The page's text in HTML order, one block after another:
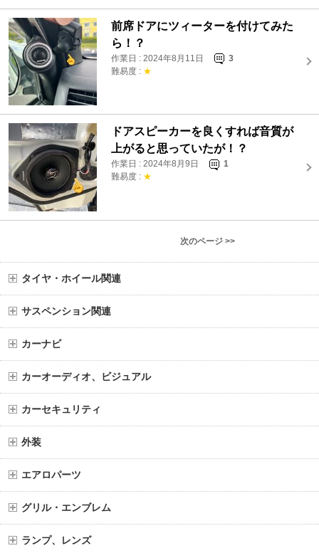
前席ドアにツィーターを付けてみた
ら！？
作業日 : 2024年8月11日
3
難易度 : ★
ドアスピーカーを良くすれば音質が
上がると思っていたが！？
作業日 : 2024年8月9日
1
難易度 : ★
次のページ >>
タイヤ・ホイール関連
サスペンション関連
カーナビ
カーオーディオ、ビジュアル
カーセキュリティ
外装
エアロパーツ
グリル・エンブレム
ランプ、レンズ